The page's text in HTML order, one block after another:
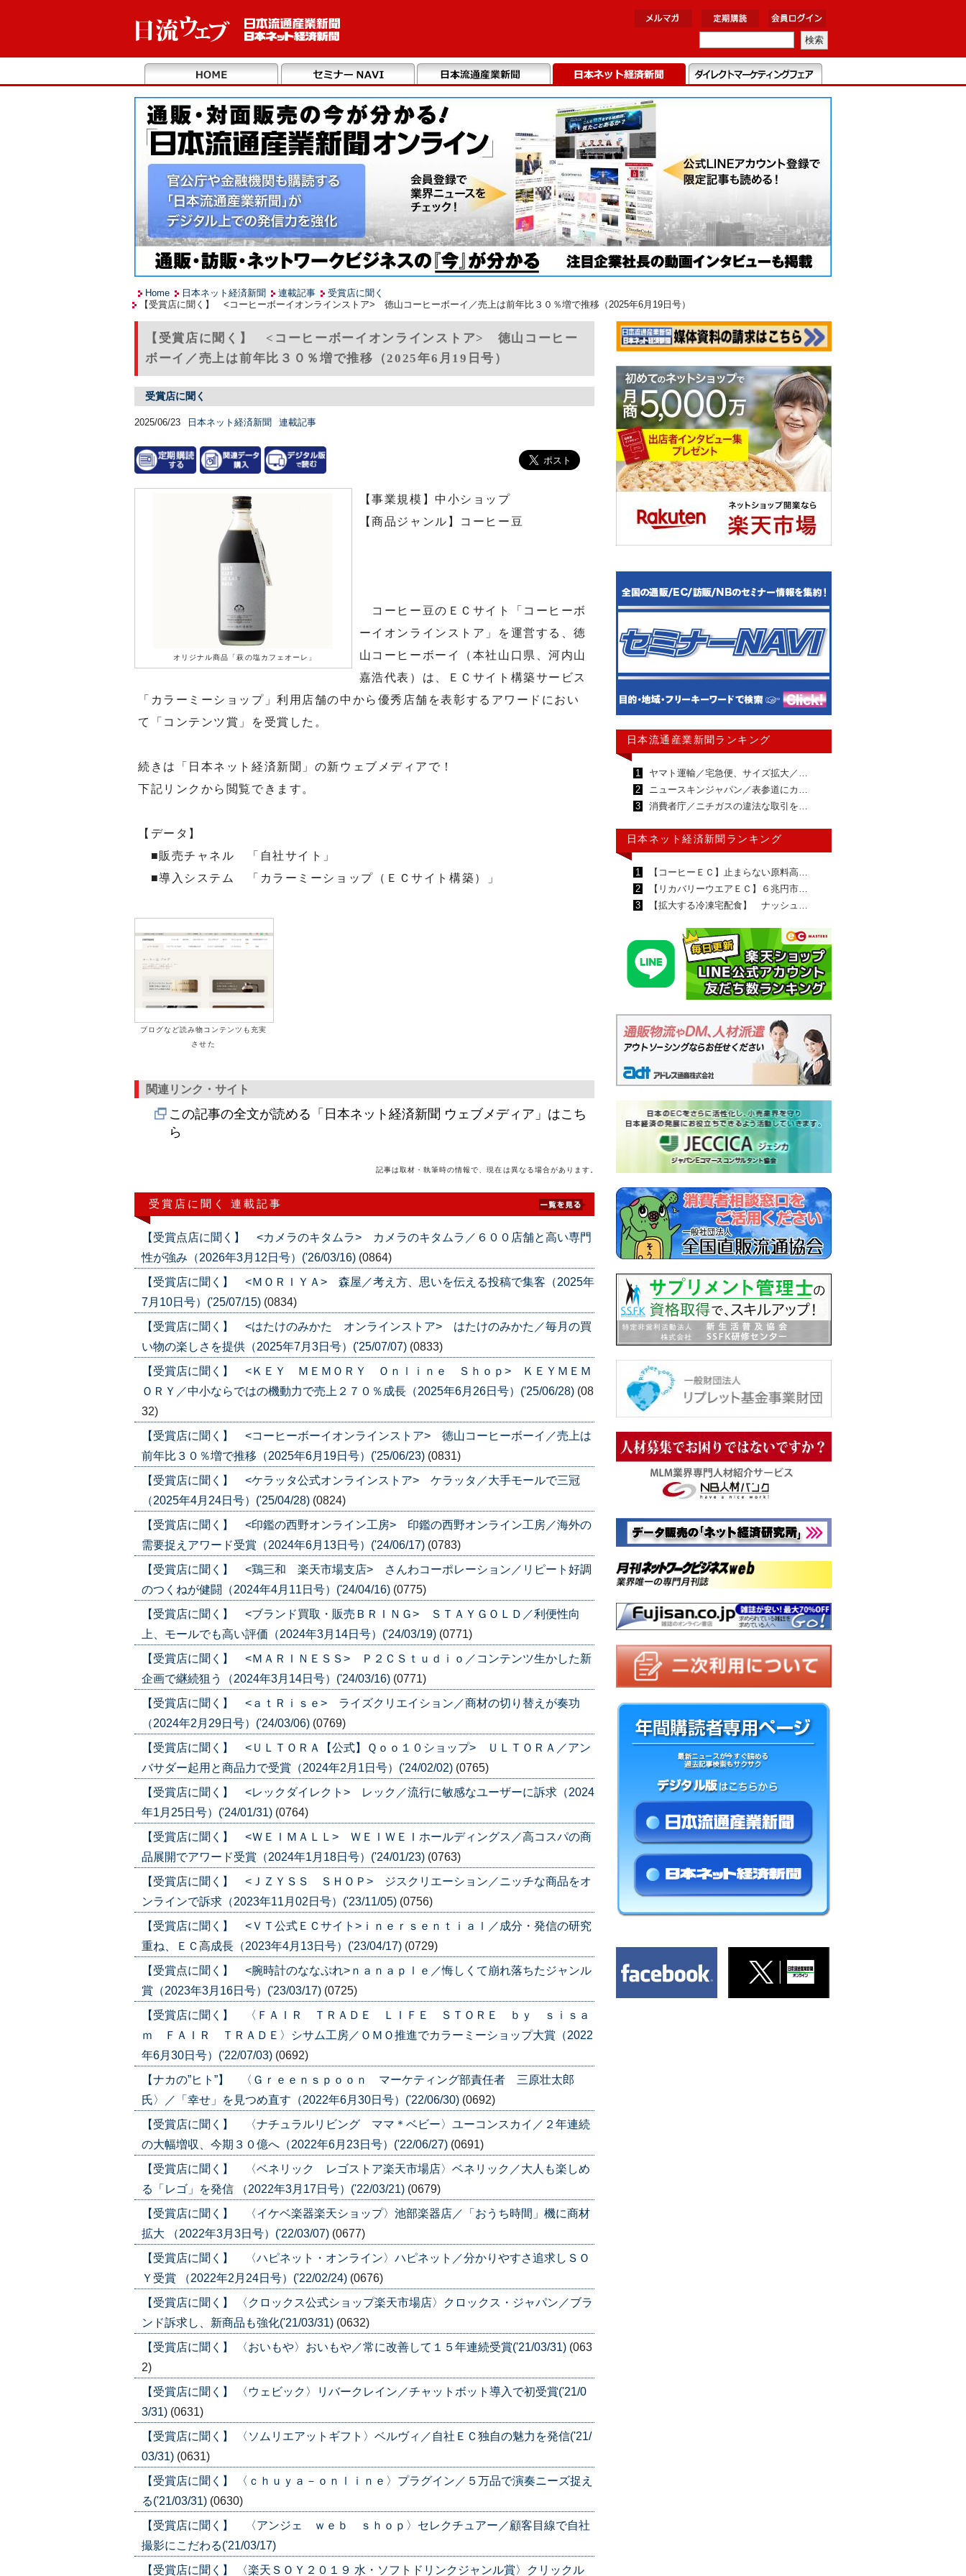
Home 日本ネット経済新聞 連載記事
受賞店に聞く
【受賞店に聞く】 <コーヒーボーイオンラインストア> 徳山コーヒーボーイ／売上は前年比３０％増で推移（2025年6月19日号）
【受賞店に聞く】 <コーヒーボーイオンラインストア> 徳山コーヒー
ボーイ／売上は前年比３０％増で推移（2025年6月19日号）
受賞店に聞く
2025/06/23 日本ネット経済新聞 連載記事
オリジナル商品「萩の塩カフェオーレ」
【事業規模】中小ショップ
【商品ジャンル】コーヒー豆
コーヒー豆のＥＣサイト「コーヒーボ
ーイオンラインストア」を運営する、徳
山コーヒーボーイ（本社山口県、河内山
嘉浩代表）は、ＥＣサイト構築サービス
「カラーミーショップ」利用店舗の中から優秀店舗を表彰するアワードにおい
て「コンテンツ賞」を受賞した。
続きは「日本ネット経済新聞」の新ウェブメディアで！
下記リンクから閲覧できます。
【データ】
■販売チャネル 「自社サイト」
■導入システム 「カラーミーショップ（ＥＣサイト構築）」
ブログなど読み物コンテンツも充実
させた
関連リンク・サイト
この記事の全文が読める「日本ネット経済新聞 ウェブメディア」はこち
ら
記事は取材・執筆時の情報で、現在は異なる場合があります。
受賞店に聞く 連載記事
【受賞点店に聞く】 <カメラのキタムラ> カメラのキタムラ／６００店舗と高い専門
性が強み（2026年3月12日号）('26/03/16) (0864)
【受賞店に聞く】 <ＭＯＲＩＹＡ> 森屋／考え方、思いを伝える投稿で集客（2025年
7月10日号）('25/07/15) (0834)
【受賞店に聞く】 <はたけのみかた オンラインストア> はたけのみかた／毎月の買
い物の楽しさを提供（2025年7月3日号）('25/07/07) (0833)
【受賞店に聞く】 <ＫＥＹ ＭＥＭＯＲＹ Ｏｎｌｉｎｅ Ｓｈｏｐ> ＫＥＹＭＥＭ
ＯＲＹ／中小ならではの機動力で売上２７０％成長（2025年6月26日号）('25/06/28) (08
32)
【受賞店に聞く】 <コーヒーボーイオンラインストア> 徳山コーヒーボーイ／売上は
前年比３０％増で推移（2025年6月19日号）('25/06/23) (0831)
【受賞店に聞く】 <ケラッタ公式オンラインストア> ケラッタ／大手モールで三冠
（2025年4月24日号）('25/04/28) (0824)
【受賞店に聞く】 <印鑑の西野オンライン工房> 印鑑の西野オンライン工房／海外の
需要捉えアワード受賞（2024年6月13日号）('24/06/17) (0783)
【受賞店に聞く】 <鶏三和 楽天市場支店> さんわコーポレーション／リピート好調
のつくねが健闘（2024年4月11日号）('24/04/16) (0775)
【受賞店に聞く】 <ブランド買取・販売ＢＲＩＮＧ> ＳＴＡＹＧＯＬＤ／利便性向
上、モールでも高い評価（2024年3月14日号）('24/03/19) (0771)
【受賞店に聞く】 <ＭＡＲＩＮＥＳＳ> Ｐ２ＣＳｔｕｄｉｏ／コンテンツ生かした新
企画で継続狙う（2024年3月14日号）('24/03/16) (0771)
【受賞店に聞く】 <ａｔＲｉｓｅ> ライズクリエイション／商材の切り替えが奏功
（2024年2月29日号）('24/03/06) (0769)
【受賞店に聞く】 <ＵＬＴＯＲＡ【公式】Ｑｏｏ１０ショップ> ＵＬＴＯＲＡ／アン
バサダー起用と商品力で受賞（2024年2月1日号）('24/02/02) (0765)
【受賞店に聞く】 <レックダイレクト> レック／流行に敏感なユーザーに訴求（2024
年1月25日号）('24/01/31) (0764)
【受賞店に聞く】 <ＷＥＩＭＡＬＬ> ＷＥＩＷＥＩホールディングス／高コスパの商
品展開でアワード受賞（2024年1月18日号）('24/01/23) (0763)
【受賞店に聞く】 <ＪＺＹＳＳ ＳＨＯＰ> ジスクリエーション／ニッチな商品をオ
ンラインで訴求（2023年11月02日号）('23/11/05) (0756)
【受賞店に聞く】 <ＶＴ公式ＥＣサイト>ｉｎｅｒｓｅｎｔｉａｌ／成分・発信の研究
重ね、ＥＣ高成長（2023年4月13日号）('23/04/17) (0729)
【受賞点に聞く】 <腕時計のななぷれ>ｎａｎａｐｌｅ／悔しくて崩れ落ちたジャンル
賞（2023年3月16日号）('23/03/17) (0725)
【受賞店に聞く】 〈ＦＡＩＲ ＴＲＡＤＥ ＬＩＦＥ ＳＴＯＲＥ ｂｙ ｓｉｓａ
ｍ ＦＡＩＲ ＴＲＡＤＥ〉シサム工房／ＯＭＯ推進でカラーミーショップ大賞（2022
年6月30日号）('22/07/03) (0692)
【ナカの”ヒト”】 〈Ｇｒｅｅｎｓｐｏｏｎ マーケティング部責任者 三原壮太郎
氏〉／「幸せ」を見つめ直す（2022年6月30日号）('22/06/30) (0692)
【受賞店に聞く】 〈ナチュラルリビング ママ＊ベビー〉ユーコンスカイ／２年連続
の大幅増収、今期３０億へ（2022年6月23日号）('22/06/27) (0691)
【受賞店に聞く】 〈ベネリック レゴストア楽天市場店〉ベネリック／大人も楽しめ
る「レゴ」を発信 （2022年3月17日号）('22/03/21) (0679)
【受賞店に聞く】 〈イケベ楽器楽天ショップ〉池部楽器店／「おうち時間」機に商材
拡大 （2022年3月3日号）('22/03/07) (0677)
【受賞店に聞く】 〈ハピネット・オンライン〉ハピネット／分かりやすさ追求しＳＯ
Ｙ受賞 （2022年2月24日号）('22/02/24) (0676)
【受賞店に聞く】 〈クロックス公式ショップ楽天市場店〉クロックス・ジャパン／ブラ
ンド訴求し、新商品も強化('21/03/31) (0632)
【受賞店に聞く】 〈おいもや〉おいもや／常に改善して１５年連続受賞('21/03/31) (063
2)
【受賞店に聞く】 〈ウェビック〉リバークレイン／チャットボット導入で初受賞('21/0
3/31) (0631)
【受賞店に聞く】 〈ソムリエアットギフト〉ベルヴィ／自社ＥＣ独自の魅力を発信('21/
03/31) (0631)
【受賞店に聞く】 〈ｃｈｕｙａ－ｏｎｌｉｎｅ〉プラグイン／５万品で演奏ニーズ捉え
る('21/03/31) (0630)
【受賞店に聞く】 〈アンジェ ｗｅｂ ｓｈｏｐ〉セレクチュアー／顧客目線で自社
撮影にこだわる('21/03/17)
【受賞店に聞く】 〈楽天ＳＯＹ２０１９ 水・ソフトドリンクジャンル賞〉クリックル
日本流通産業新聞ランキング
1
ヤマト運輸／宅急便、サイズ拡大／…
2
ニュースキンジャパン／表参道にカ…
3
消費者庁／ニチガスの違法な取引を…
日本ネット経済新聞ランキング
1
【コーヒーＥＣ】止まらない原料高…
2
【リカバリーウエアＥＣ】６兆円市…
3
【拡大する冷凍宅配食】 ナッシュ…